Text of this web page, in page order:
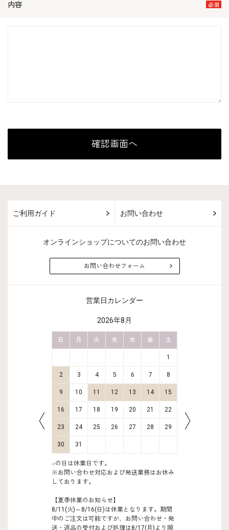
内容
ご利用ガイド お問い合わせ
オンラインショップについてのお問い合わせ
お問い合わせフォーム
営業日カレンダー
2026年8月
日 月 火 水 木 金 土
1
2 3 4 5 6 7 8
9 10 11 12 13 14 15
16 17 18 19 20 21 22
23 24 25 26 27 28 29
30 31
■の日は休業日です。
※お問い合わせ対応および発送業務はお休み
しております。
【夏季休業のお知らせ】
8/11(火)～8/16(日)は休業となります。期間
中のご注文は可能ですが、お問い合わせ・発
送・返品の受付および処理は8/17(月)より順